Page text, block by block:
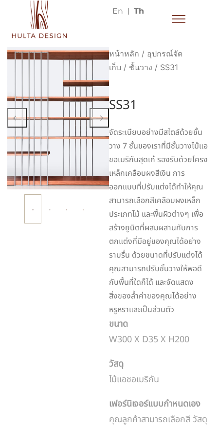
En Th
หน้าหลัก / อุปกรณ์จัด
เก็บ / ชั้นวาง / SS31
SS31
จัดระเบียบอย่างมีสไตล์ด้วยชั้น
วาง 7 ชั้นของเราที่มีชั้นวางไม้แอ
ชอเมริกันสุดเก๋ รองรับด้วยโครง
เหล็กเคลือบผงสีเงิน การ
ออกแบบที่ปรับแต่งได้ทำให้คุณ
สามารถเลือกสีเคลือบผงเหล็ก
ประเภทไม้ และพื้นผิวต่างๆ เพื่อ
สร้างยูนิตที่ผสมผสานกับการ
ตกแต่งที่มีอยู่ของคุณได้อย่าง
ราบรื่น ด้วยขนาดที่ปรับแต่งได้
คุณสามารถปรับชั้นวางให้พอดี
กับพื้นที่ใดก็ได้ และจัดแสดง
สิ่งของล้ำค่าของคุณได้อย่าง
หรูหราและเป็นส่วนตัว
ขนาด
W300 X D35 X H200
วัสดุ
ไม้แอชอเมริกัน
เฟอร์นิเจอร์แบบกำหนดเอง
คุณลูกค้าสามารถเลือกสี วัสดุ